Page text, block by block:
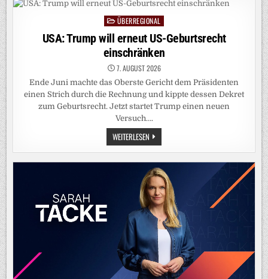
FORDERT
KRAFTAKT
FÜR
WASSERVERSORGUNG“
Posted
in
ÜBERREGIONAL
USA: Trump will erneut US-Geburtsrecht
einschränken
7. AUGUST 2026
Ende Juni machte das Oberste Gericht dem Präsidenten
einen Strich durch die Rechnung und kippte dessen Dekret
zum Geburtsrecht. Jetzt startet Trump einen neuen
Versuch….
WEITERLESEN USA:
TRUMP
WILL
ERNEUT
US-
GEBURTSRECHT
EINSCHRÄNKEN